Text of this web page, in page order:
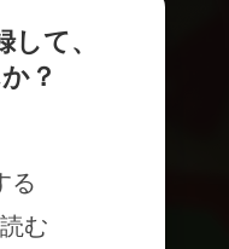
て、
？
る
む
報